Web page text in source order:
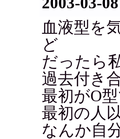
血液型を
ど
だったら
過去付き
最初がO
最初の人
なんか自